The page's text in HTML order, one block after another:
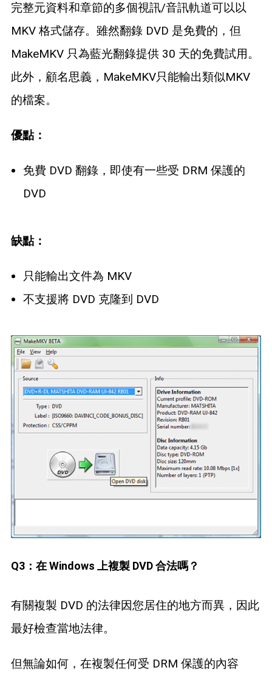
完整元資料和章節的多個視訊/音訊軌道可以以
MKV 格式儲存。雖然翻錄 DVD 是免費的，但
MakeMKV 只為藍光翻錄提供 30 天的免費試用。
此外，顧名思義，MakeMKV只能輸出類似MKV
的檔案。
優點：
免費 DVD 翻錄，即使有一些受 DRM 保護的
DVD
缺點：
只能輸出文件為 MKV
不支援將 DVD 克隆到 DVD
Q3：在 Windows 上複製 DVD 合法嗎？
有關複製 DVD 的法律因您居住的地方而異，因此
最好檢查當地法律。
但無論如何，在複製任何受 DRM 保護的內容